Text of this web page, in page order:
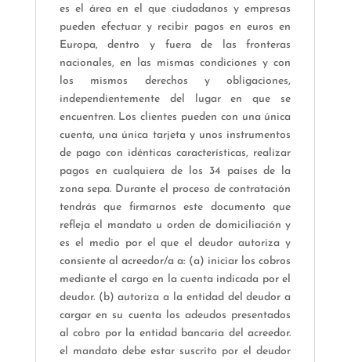
es el área en el que ciudadanos y empresas
pueden efectuar y recibir pagos en euros en
Europa, dentro y fuera de las fronteras
nacionales, en las mismas condiciones y con
los mismos derechos y obligaciones,
independientemente del lugar en que se
encuentren. Los clientes pueden con una única
cuenta, una única tarjeta y unos instrumentos
de pago con idénticas características, realizar
pagos en cualquiera de los 34 países de la
zona sepa. Durante el proceso de contratación
tendrás que firmarnos este documento que
refleja el mandato u orden de domiciliación y
es el medio por el que el deudor autoriza y
consiente al acreedor/a a: (a) iniciar los cobros
mediante el cargo en la cuenta indicada por el
deudor. (b) autoriza a la entidad del deudor a
cargar en su cuenta los adeudos presentados
al cobro por la entidad bancaria del acreedor.
el mandato debe estar suscrito por el deudor